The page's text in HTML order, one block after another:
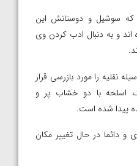
که سوشیل و دوستانش این
اند و به دنبال ادب کردن وی
نقلیه را مورد بازرسی قرار
اسلحه با دو خشاب پر و
پیدا شده است.
و دائما در حال تغییر مکان